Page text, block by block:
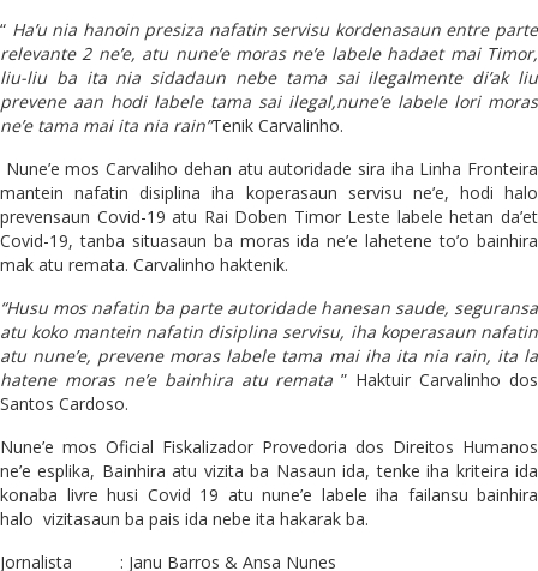
“ Ha’u nia hanoin presiza nafatin servisu kordenasaun entre parte
relevante 2 ne’e, atu nune’e moras ne’e labele hadaet mai Timor,
liu-liu ba ita nia sidadaun nebe tama sai ilegalmente di’ak liu
prevene aan hodi labele tama sai ilegal,nune’e labele lori moras
ne’e tama mai ita nia rain”Tenik Carvalinho.
Nune’e mos Carvaliho dehan atu autoridade sira iha Linha Fronteira
mantein nafatin disiplina iha koperasaun servisu ne’e, hodi halo
prevensaun Covid-19 atu Rai Doben Timor Leste labele hetan da’et
Covid-19, tanba situasaun ba moras ida ne’e lahetene to’o bainhira
mak atu remata. Carvalinho haktenik.
“Husu mos nafatin ba parte autoridade hanesan saude, seguransa
atu koko mantein nafatin disiplina servisu, iha koperasaun nafatin
atu nune’e, prevene moras labele tama mai iha ita nia rain, ita la
hatene moras ne’e bainhira atu remata” Haktuir Carvalinho dos
Santos Cardoso.
Nune’e mos Oficial Fiskalizador Provedoria dos Direitos Humanos
ne’e esplika, Bainhira atu vizita ba Nasaun ida, tenke iha kriteira ida
konaba livre husi Covid 19 atu nune’e labele iha failansu bainhira
halo vizitasaun ba pais ida nebe ita hakarak ba.
Jornalista : Janu Barros & Ansa Nunes